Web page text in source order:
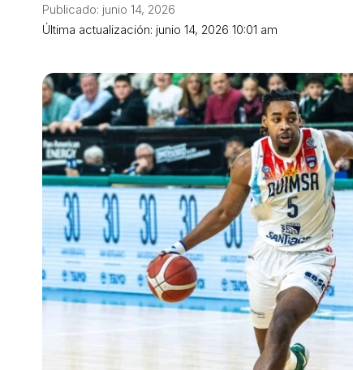
Última actualización: junio 14, 2026 10:01 am
Publicado: junio 14, 2026